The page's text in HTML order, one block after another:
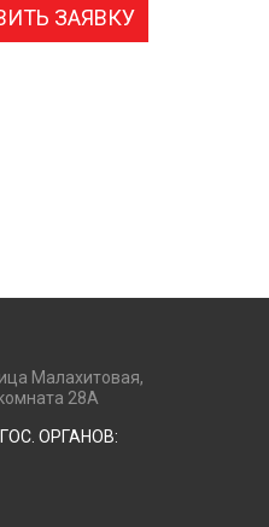
ЗАЯВКУ
Малахитовая,
28А
ОРГАНОВ: